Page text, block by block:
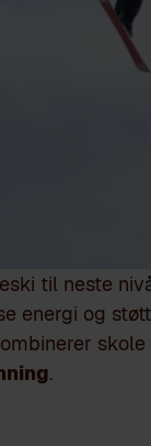
til neste
energi og
.